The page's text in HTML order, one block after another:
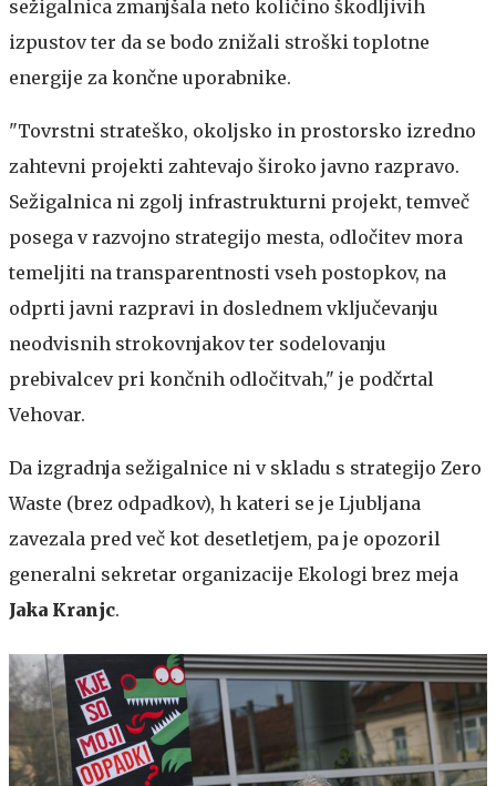
sežigalnica zmanjšala neto količino škodljivih
izpustov ter da se bodo znižali stroški toplotne
energije za končne uporabnike.
"Tovrstni strateško, okoljsko in prostorsko izredno
zahtevni projekti zahtevajo široko javno razpravo.
Sežigalnica ni zgolj infrastrukturni projekt, temveč
posega v razvojno strategijo mesta, odločitev mora
temeljiti na transparentnosti vseh postopkov, na
odprti javni razpravi in doslednem vključevanju
neodvisnih strokovnjakov ter sodelovanju
prebivalcev pri končnih odločitvah," je podčrtal
Vehovar.
Da izgradnja sežigalnice ni v skladu s strategijo Zero
Waste (brez odpadkov), h kateri se je Ljubljana
zavezala pred več kot desetletjem, pa je opozoril
generalni sekretar organizacije Ekologi brez meja
Jaka Kranjc.